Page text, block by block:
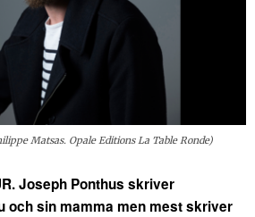
Matsas. Opale Editions La Table Ronde)
Joseph Ponthus skriver
och sin mamma men mest skriver